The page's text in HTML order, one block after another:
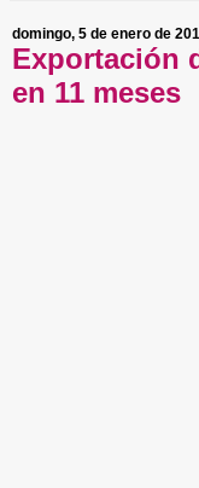
domingo, 5 de enero de
Exportación
en 11 meses